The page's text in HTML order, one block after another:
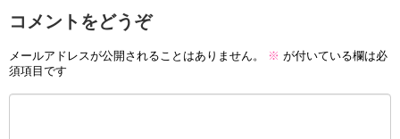
コメントをどうぞ
メールアドレスが公開されることはありません。 ※ が付いている欄は必
須項目です